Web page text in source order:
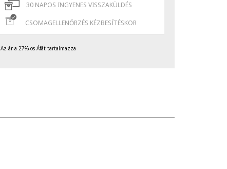
30 NAPOS INGYENES VISSZAKÜLDÉS
CSOMAGELLENŐRZÉS KÉZBESÍTÉSKOR
Az ár a 27%-os Áfát tartalmazza